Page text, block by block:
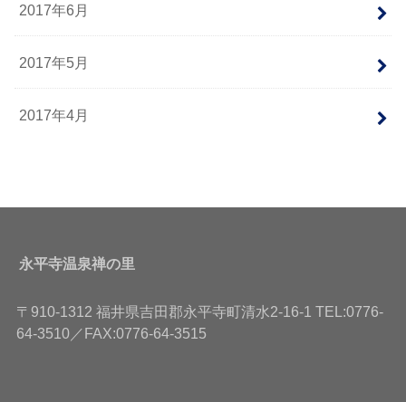
2017年6月
2017年5月
2017年4月
永平寺温泉禅の里
〒910-1312 福井県吉田郡永平寺町清水2-16-1 TEL:0776-
64-3510／FAX:0776-64-3515